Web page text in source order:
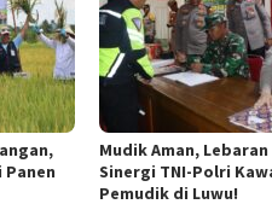
Mudik Aman, Lebaran
Sinergi TNI-Polri
Pemudik di Luwu!